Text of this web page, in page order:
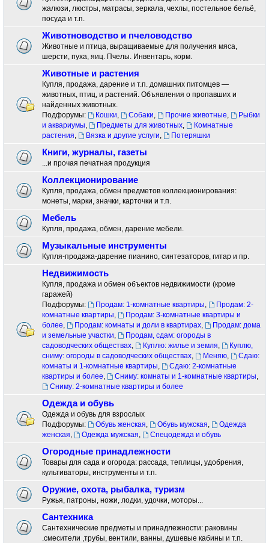
жалюзи, люстры, матрасы, зеркала, чехлы, постельное бельё,
посуда и т.п.
Животноводство и пчеловодство
Животные и птица, выращиваемые для получения мяса,
шерсти, пуха, яиц. Пчелы. Инвентарь, корм.
Животные и растения
Купля, продажа, дарение и т.п. домашних питомцев —
животных, птиц, и растений. Объявления о пропавших и
найденных животных.
Подфорумы:
Кошки, Собаки, Прочие животные,
Рыбки
и аквариумы, Предметы для животных,
Комнатные
растения, Вязка и другие услуги, Потеряшки
Книги, журналы, газеты
...и прочая печатная продукция
Коллекционирование
Купля, продажа, обмен предметов коллекционирования:
монеты, марки, значки, карточки и т.п.
Мебель
Купля, продажа, обмен, дарение мебели.
Музыкальные инструменты
Купля-продажа-дарение пианино, синтезаторов, гитар и пр.
Недвижимость
Купля, продажа и обмен объектов недвижимости (кроме
гаражей)
Подфорумы:
Продам: 1-комнатные квартиры,
Продам: 2-
комнатные квартиры,
Продам: 3-комнатные квартиры и
более, Продам: комнаты и доли в квартирах,
Продам: дома
и земельные участки,
Продам, сдам: огороды в
садоводческих обществах, Куплю: жилье и земля,
Куплю,
сниму: огороды в садоводческих обществах, Меняю,
Сдаю:
комнаты и 1-комнатные квартиры,
Сдаю: 2-комнатные
квартиры и более, Сниму: комнаты и 1-комнатные квартиры,
Сниму: 2-комнатные квартиры и более
Одежда и обувь
Одежда и обувь для взрослых
Подфорумы:
Обувь женская, Обувь мужская,
Одежда
женская, Одежда мужская, Спецодежда и обувь
Огородные принадлежности
Товары для сада и огорода: рассада, теплицы, удобрения,
культиваторы, инструменты и т.п.
Оружие, охота, рыбалка, туризм
Ружья, патроны, ножи, лодки, удочки, моторы...
Сантехника
Сантехнические предметы и принадлежности: раковины
.смесители ,трубы, вентили, ванны, душевые кабины и т.п.